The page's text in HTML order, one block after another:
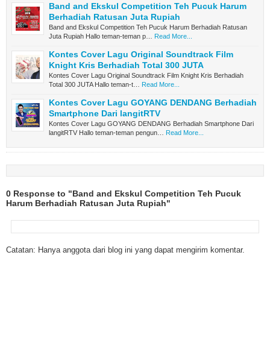
Band and Ekskul Competition Teh Pucuk Harum
Berhadiah Ratusan Juta Rupiah
Band and Ekskul Competition Teh Pucuk Harum Berhadiah Ratusan
Juta Rupiah Hallo teman-teman p…
Read More...
Kontes Cover Lagu Original Soundtrack Film
Knight Kris Berhadiah Total 300 JUTA
Kontes Cover Lagu Original Soundtrack Film Knight Kris Berhadiah
Total 300 JUTA Hallo teman-t…
Read More...
Kontes Cover Lagu GOYANG DENDANG Berhadiah
Smartphone Dari langitRTV
Kontes Cover Lagu GOYANG DENDANG Berhadiah Smartphone Dari
langitRTV Hallo teman-teman pengun…
Read More...
0 Response to "Band and Ekskul Competition Teh Pucuk
Harum Berhadiah Ratusan Juta Rupiah"
Catatan: Hanya anggota dari blog ini yang dapat mengirim komentar.